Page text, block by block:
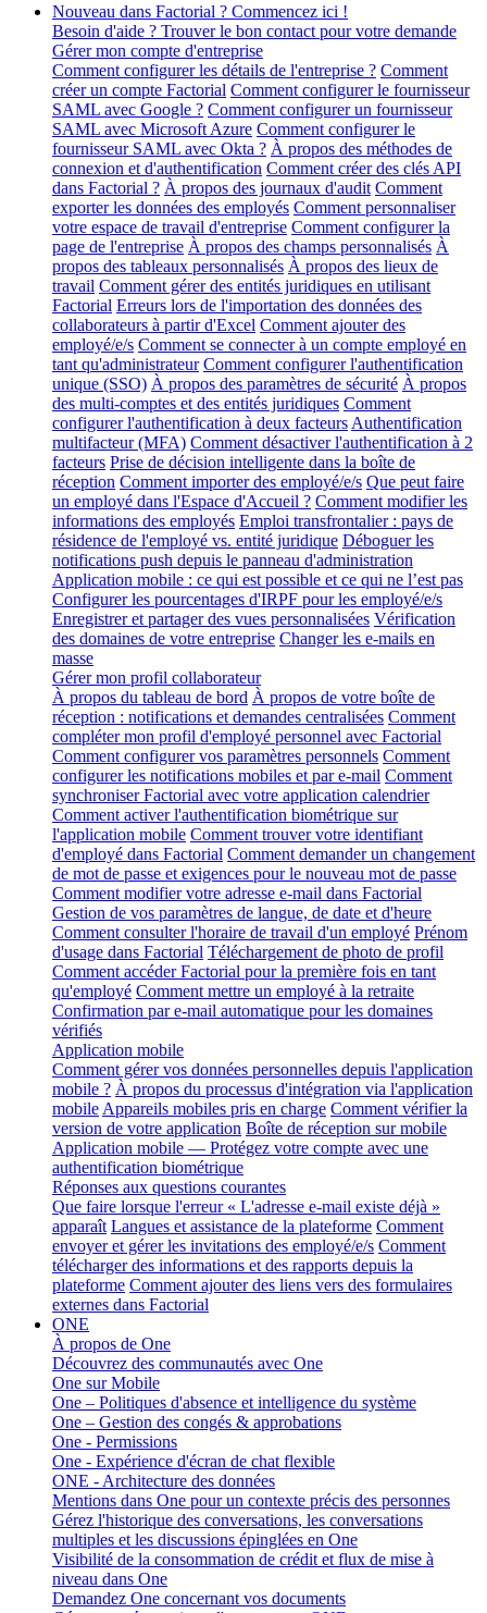
Nouveau dans Factorial ? Commencez ici !
Besoin d'aide ? Trouver le bon contact pour votre demande
Gérer mon compte d'entreprise
Comment configurer les détails de l'entreprise ? Comment
créer un compte Factorial Comment configurer le fournisseur
SAML avec Google ? Comment configurer un fournisseur
SAML avec Microsoft Azure Comment configurer le
fournisseur SAML avec Okta ? À propos des méthodes de
connexion et d'authentification Comment créer des clés API
dans Factorial ? À propos des journaux d'audit Comment
exporter les données des employés Comment personnaliser
votre espace de travail d'entreprise Comment configurer la
page de l'entreprise À propos des champs personnalisés À
propos des tableaux personnalisés À propos des lieux de
travail Comment gérer des entités juridiques en utilisant
Factorial Erreurs lors de l'importation des données des
collaborateurs à partir d'Excel Comment ajouter des
employé/e/s Comment se connecter à un compte employé en
tant qu'administrateur Comment configurer l'authentification
unique (SSO) À propos des paramètres de sécurité À propos
des multi-comptes et des entités juridiques Comment
configurer l'authentification à deux facteurs Authentification
multifacteur (MFA) Comment désactiver l'authentification à 2
facteurs Prise de décision intelligente dans la boîte de
réception Comment importer des employé/e/s Que peut faire
un employé dans l'Espace d'Accueil ? Comment modifier les
informations des employés Emploi transfrontalier : pays de
résidence de l'employé vs. entité juridique Déboguer les
notifications push depuis le panneau d'administration
Application mobile : ce qui est possible et ce qui ne l’est pas
Configurer les pourcentages d'IRPF pour les employé/e/s
Enregistrer et partager des vues personnalisées Vérification
des domaines de votre entreprise Changer les e-mails en
masse
Gérer mon profil collaborateur
À propos du tableau de bord À propos de votre boîte de
réception : notifications et demandes centralisées Comment
compléter mon profil d'employé personnel avec Factorial
Comment configurer vos paramètres personnels Comment
configurer les notifications mobiles et par e-mail Comment
synchroniser Factorial avec votre application calendrier
Comment activer l'authentification biométrique sur
l'application mobile Comment trouver votre identifiant
d'employé dans Factorial Comment demander un changement
de mot de passe et exigences pour le nouveau mot de passe
Comment modifier votre adresse e-mail dans Factorial
Gestion de vos paramètres de langue, de date et d'heure
Comment consulter l'horaire de travail d'un employé Prénom
d'usage dans Factorial Téléchargement de photo de profil
Comment accéder Factorial pour la première fois en tant
qu'employé Comment mettre un employé à la retraite
Confirmation par e-mail automatique pour les domaines
vérifiés
Application mobile
Comment gérer vos données personnelles depuis l'application
mobile ? À propos du processus d'intégration via l'application
mobile Appareils mobiles pris en charge Comment vérifier la
version de votre application Boîte de réception sur mobile
Application mobile — Protégez votre compte avec une
authentification biométrique
Réponses aux questions courantes
Que faire lorsque l'erreur « L'adresse e-mail existe déjà »
apparaît Langues et assistance de la plateforme Comment
envoyer et gérer les invitations des employé/e/s Comment
télécharger des informations et des rapports depuis la
plateforme Comment ajouter des liens vers des formulaires
externes dans Factorial
ONE
À propos de One
Découvrez des communautés avec One
One sur Mobile
One – Politiques d'absence et intelligence du système
One – Gestion des congés & approbations
One - Permissions
One - Expérience d'écran de chat flexible
ONE - Architecture des données
Mentions dans One pour un contexte précis des personnes
Gérez l'historique des conversations, les conversations
multiples et les discussions épinglées en One
Visibilité de la consommation de crédit et flux de mise à
niveau dans One
Demandez One concernant vos documents